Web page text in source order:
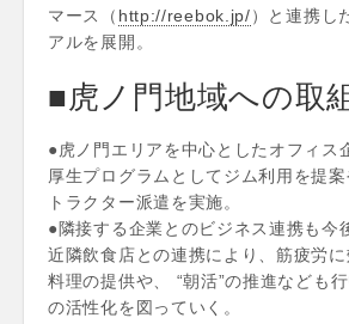
マース（ http://reebok.jp/）と連携し
アルを展開。
■虎ノ門地域への取
●虎ノ門エリアを中心としたオフィス
厚生プログラムとしてジム利用を提
トラクター派遣を実施。
●隣接する企業とのビジネス連携も今
近隣飲食店との連携により、筋疲労
料理の提供や、 “朝活”の推進なども
の活性化を図っていく。